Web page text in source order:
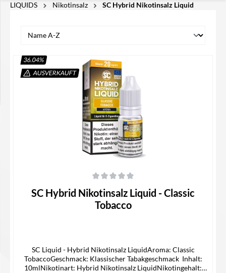
LIQUIDS Nikotinsalz SC Hybrid Nikotinsalz Liquid
36.04%
AUSVERKAUFT
SC Hybrid Nikotinsalz Liquid - Classic
Tobacco
SC Liquid - Hybrid Nikotinsalz LiquidAroma: Classic
TobaccoGeschmack: Klassischer Tabakgeschmack Inhalt:
10mlNikotinart: Hybrid Nikotinsalz LiquidNikotingehalt: